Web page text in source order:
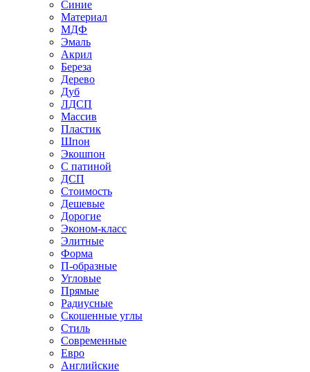
Синие
Материал
МДФ
Эмаль
Акрил
Береза
Дерево
Дуб
ЛДСП
Массив
Пластик
Шпон
Экошпон
С патиной
ДСП
Стоимость
Дешевые
Дорогие
Эконом-класс
Элитные
Форма
П-образные
Угловые
Прямые
Радиусные
Скошенные углы
Стиль
Современные
Евро
Английские